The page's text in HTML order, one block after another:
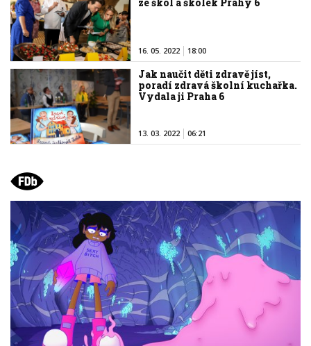
16. 05. 2022 18:00
Jak naučit děti zdravě jíst,
poradí zdravá školní kuchařka.
Vydala ji Praha 6
13. 03. 2022 06:21